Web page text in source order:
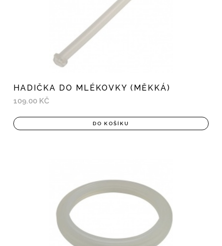
HADIČKA DO MLÉKOVKY (MĚKKÁ)
109.00 KČ
DO KOŠÍKU